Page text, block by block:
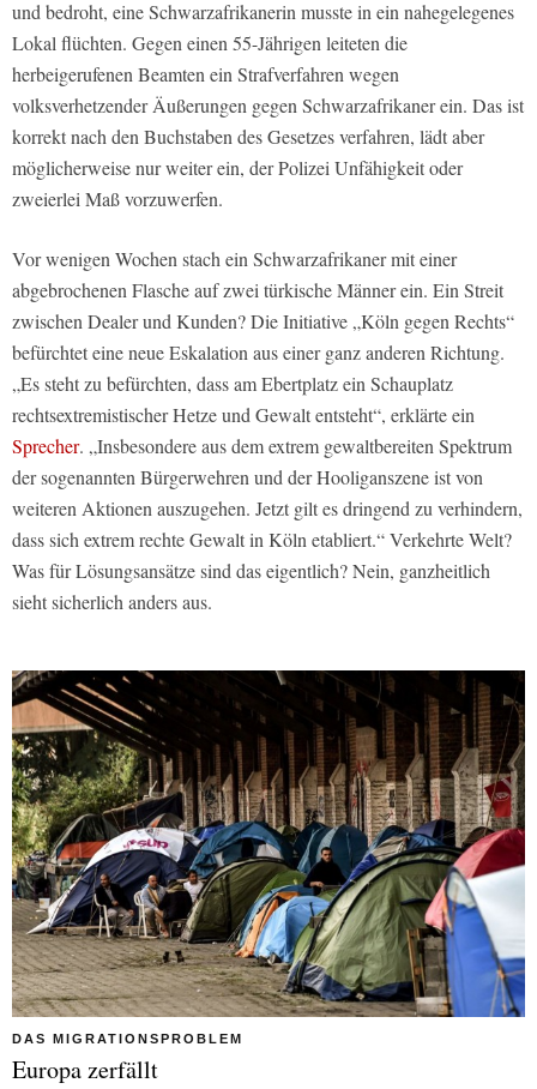
und bedroht, eine Schwarzafrikanerin musste in ein nahegelegenes
Lokal flüchten. Gegen einen 55-Jährigen leiteten die
herbeigerufenen Beamten ein Strafverfahren wegen
volksverhetzender Äußerungen gegen Schwarzafrikaner ein. Das ist
korrekt nach den Buchstaben des Gesetzes verfahren, lädt aber
möglicherweise nur weiter ein, der Polizei Unfähigkeit oder
zweierlei Maß vorzuwerfen.
Vor wenigen Wochen stach ein Schwarzafrikaner mit einer
abgebrochenen Flasche auf zwei türkische Männer ein. Ein Streit
zwischen Dealer und Kunden? Die Initiative „Köln gegen Rechts“
befürchtet eine neue Eskalation aus einer ganz anderen Richtung.
„Es steht zu befürchten, dass am Ebertplatz ein Schauplatz
rechtsextremistischer Hetze und Gewalt entsteht“, erklärte ein
Sprecher. „Insbesondere aus dem extrem gewaltbereiten Spektrum
der sogenannten Bürgerwehren und der Hooliganszene ist von
weiteren Aktionen auszugehen. Jetzt gilt es dringend zu verhindern,
dass sich extrem rechte Gewalt in Köln etabliert.“ Verkehrte Welt?
Was für Lösungsansätze sind das eigentlich? Nein, ganzheitlich
sieht sicherlich anders aus.
DAS MIGRATIONSPROBLEM
Europa zerfällt